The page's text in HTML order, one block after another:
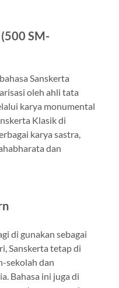
SM-
Sanskerta
oleh ahli tata
karya monumental
Klasik di
karya sastra,
dan
di gunakan sebagai
Sanskerta tetap di
sekolah dan
Bahasa ini juga di